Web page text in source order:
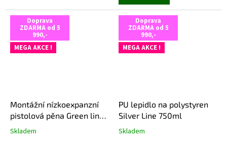
u
c
a
h
hvězdiček.
Doprava
ZDARMA od 5
990,-
MEGA AKCE !
Montážní nízkoexpanzní
pistolová pěna Green line
750 ml, žlutá
Průměrné
Skladem
Doprava
ZDARMA od 5
990,-
MEGA AKCE !
PU lepidlo na polystyren
Silver Line 750ml
Průměrné
Skladem